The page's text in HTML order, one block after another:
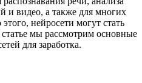
и видео, а также для многих
нейросети могут стать
мы рассмотрим основные
для заработка.